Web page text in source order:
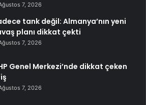
7, 2026
tank değil: Almanya’nın yeni
planı dikkat çekti
7, 2026
Genel Merkezi’nde dikkat çeken
7, 2026